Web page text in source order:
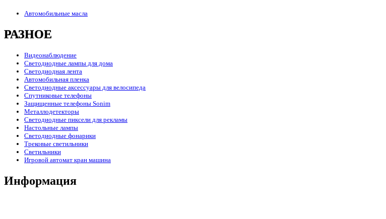
Автомобильные масла
РАЗНОЕ
Видеонаблюдение
Светодиодные лампы для дома
Светодиодная лента
Автомобильная пленка
Светодиодные аксессуары для велосипеда
Спутниковые телефоны
Защищенные телефоны Sonim
Металлодетекторы
Светодиодные пиксели для рекламы
Настольные лампы
Светодиодные фонарики
Трековые светильники
Светильники
Игровой автомат кран машина
Информация